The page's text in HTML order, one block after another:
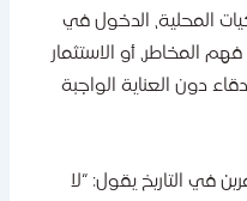
المحلية، الدخول في
أو الاستثمار
العناية الواجبة
التاريخ يقول: “لا